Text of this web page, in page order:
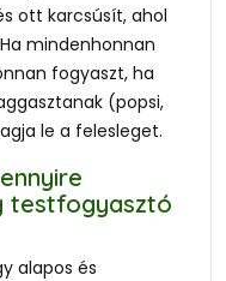
ott karcsúsít, ahol
mindenhonnan
fogyaszt, ha
(popsi,
le a felesleget.
testfogyasztó
alapos és